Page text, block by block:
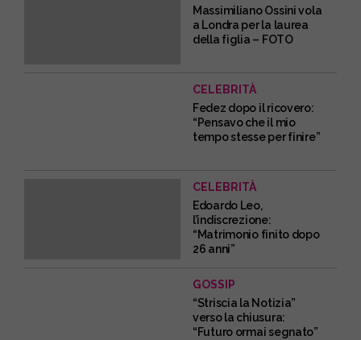
Massimiliano Ossini vola
a Londra per la laurea
della figlia – FOTO
CELEBRITÀ
Fedez dopo il ricovero:
“Pensavo che il mio
tempo stesse per finire”
CELEBRITÀ
Edoardo Leo,
l’indiscrezione:
“Matrimonio finito dopo
26 anni”
GOSSIP
“Striscia la Notizia”
verso la chiusura:
“Futuro ormai segnato”